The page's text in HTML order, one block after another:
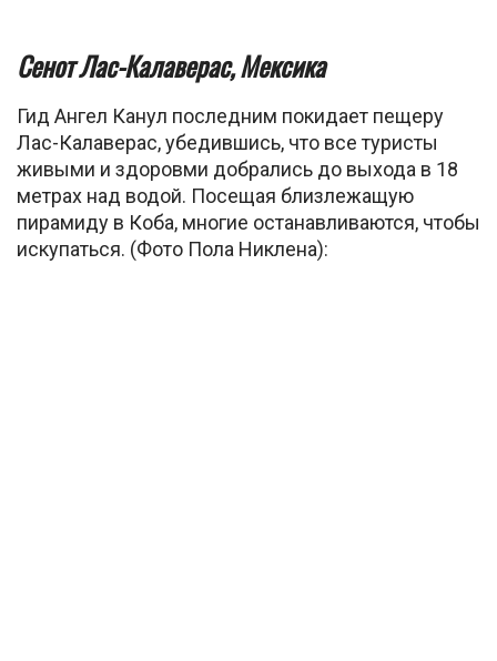
Сенот Лас-Калаверас, Мексика
Гид Ангел Канул последним покидает пещеру
Лас-Калаверас, убедившись, что все туристы
живыми и здоровми добрались до выхода в 18
метрах над водой. Посещая близлежащую
пирамиду в Коба, многие останавливаются, чтобы
искупаться. (Фото Пола Никлена):